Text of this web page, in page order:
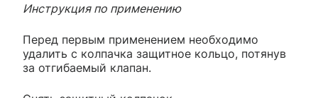
Инструкция по применению
Перед первым применением необходимо
удалить с колпачка защитное кольцо, потянув
за отгибаемый клапан.